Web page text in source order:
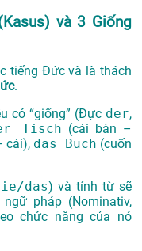
và 3 Giống
tiếng Đức và là thách
.
có “giống” (Đực der,
Tisch (cái bàn –
cái), das Buch (cuốn
das) và tính từ sẽ
pháp (Nominativ,
chức năng của nó